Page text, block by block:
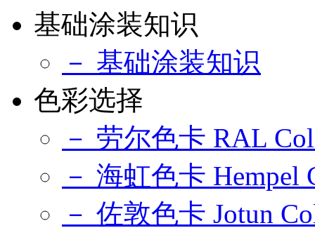
基础涂装知识
－ 基础涂装知识
色彩选择
－ 劳尔色卡 RAL
－ 海虹色卡 Hempel
－ 佐敦色卡 Jotun